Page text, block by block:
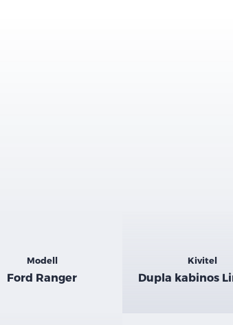
Modell
Ford Ranger
Kivitel
Dupla kabinos